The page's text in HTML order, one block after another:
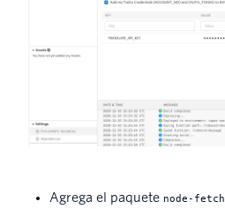
Agrega el paquete node-fetch